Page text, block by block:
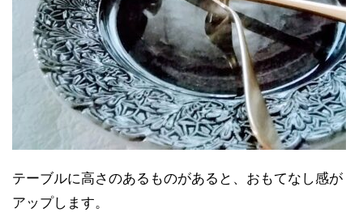
テーブルに高さのあるものがあると、おもてなし感が
アップします。